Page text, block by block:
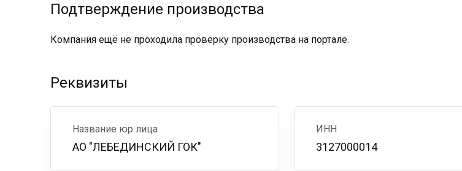
Подтверждение производства
Компания ещё не проходила проверку производства на портале.
Реквизиты
Название юр лица
АО "ЛЕБЕДИНСКИЙ ГОК"
ИНН
3127000014